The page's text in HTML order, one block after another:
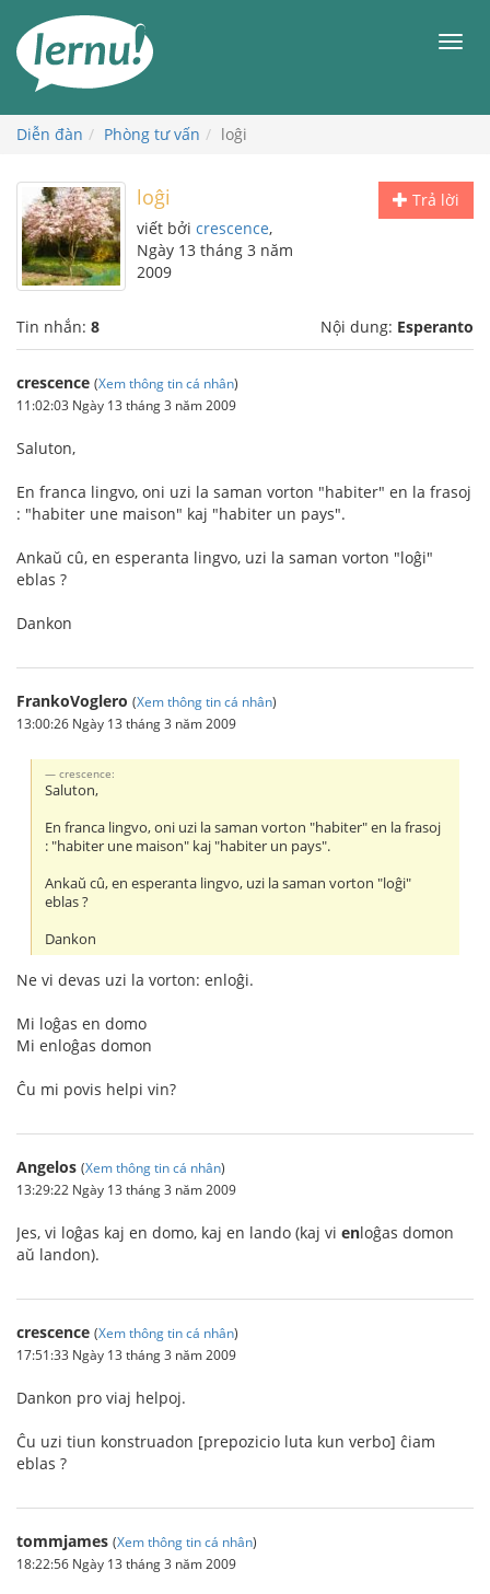
đến
phần
dung
Diễn đàn Phòng tư vấn loĝi
Trả lời
loĝi
viết bởi crescence,
Ngày 13 tháng 3 năm
2009
Tin nhắn: 8 Nội dung: Esperanto
crescence (Xem thông tin cá nhân)
11:02:03 Ngày 13 tháng 3 năm 2009
Saluton,
En franca lingvo, oni uzi la saman vorton "habiter" en la frasoj
: "habiter une maison" kaj "habiter un pays".
Ankaŭ cû, en esperanta lingvo, uzi la saman vorton "loĝi"
eblas ?
Dankon
FrankoVoglero (Xem thông tin cá nhân)
13:00:26 Ngày 13 tháng 3 năm 2009
crescence:
Saluton,
En franca lingvo, oni uzi la saman vorton "habiter" en la frasoj
: "habiter une maison" kaj "habiter un pays".
Ankaŭ cû, en esperanta lingvo, uzi la saman vorton "loĝi"
eblas ?
Dankon
Ne vi devas uzi la vorton: enloĝi.
Mi loĝas en domo
Mi enloĝas domon
Ĉu mi povis helpi vin?
Angelos (Xem thông tin cá nhân)
13:29:22 Ngày 13 tháng 3 năm 2009
Jes, vi loĝas kaj en domo, kaj en lando (kaj vi enloĝas domon
aŭ landon).
crescence (Xem thông tin cá nhân)
17:51:33 Ngày 13 tháng 3 năm 2009
Dankon pro viaj helpoj.
Ĉu uzi tiun konstruadon [prepozicio luta kun verbo] ĉiam
eblas ?
tommjames (Xem thông tin cá nhân)
18:22:56 Ngày 13 tháng 3 năm 2009